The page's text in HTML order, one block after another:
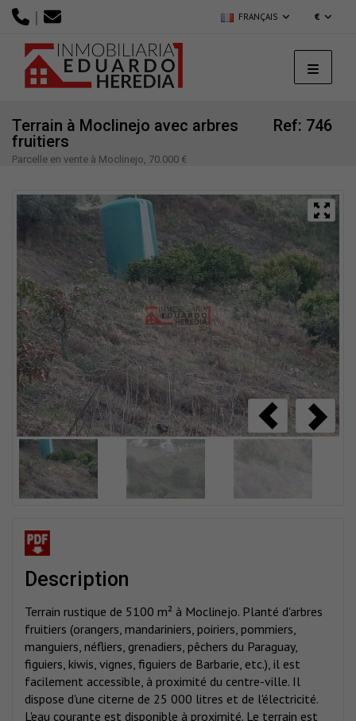
| FRANÇAIS €
Ref: 746
Terrain à Moclinejo avec arbres
fruitiers
Parcelle en vente à Moclinejo, 70.000 €
description
Terrain rustique de 5100 m² à Moclinejo. Planté d'arbres
fruitiers (orangers, mandariniers, poiriers, pommiers,
manguiers, néfliers, grenadiers, pêchers du Paraguay,
figuiers, kiwis, vignes, figuiers de Barbarie, etc.), il est
facilement accessible, à proximité du centre-ville. Il
dispose d'une citerne de 25 000 litres et de l'électricité.
L'eau courante est disponible à proximité. Le terrain est